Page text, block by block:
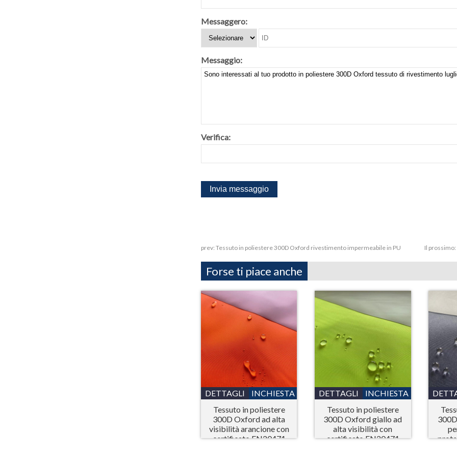
Messaggero:
Messaggio:
Verifica:
prev: Tessuto in poliestere 300D Oxford rivestimento impermeabile in PU Il prossimo:
Forse ti piace anche
DETTAGLI
INCHIESTA
Tessuto in poliestere
300D Oxford ad alta
visibilità arancione con
certificato EN20471
DETTAGLI
INCHIESTA
Tessuto in poliestere
300D Oxford giallo ad
alta visibilità con
certificato EN20471